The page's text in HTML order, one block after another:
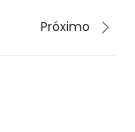
Próximo